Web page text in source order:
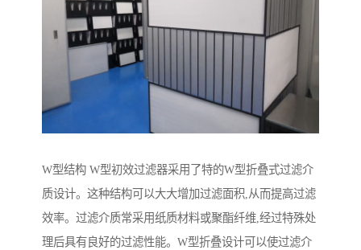
W型结构 W型初效过滤器采用了特的W型折叠式过滤介
质设计。这种结构可以大大增加过滤面积,从而提高过滤
效率。过滤介质常采用纸质材料或聚酯纤维,经过特殊处
理后具有良好的过滤性能。W型折叠设计可以使过滤介